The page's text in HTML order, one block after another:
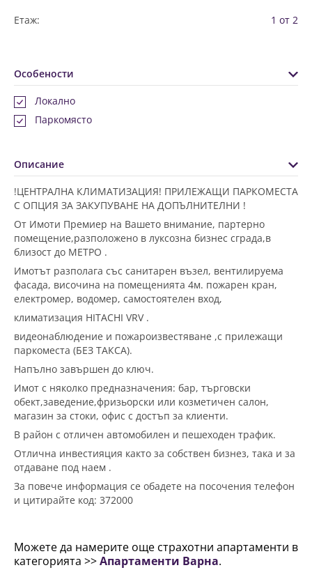
Етаж: 1 от 2
Особености
Локално
Паркомясто
Описание
!ЦЕНТРАЛНА КЛИМАТИЗАЦИЯ! ПРИЛЕЖАЩИ ПАРКОМЕСТА
С ОПЦИЯ ЗА ЗАКУПУВАНЕ НА ДОПЪЛНИТЕЛНИ !
От Имоти Премиер на Вашето внимание, партерно
помещение,разположено в луксозна бизнес сграда,в
близост до МЕТРО .
Имотът разполага със санитарен възел, вентилируема
фасада, височина на помещенията 4м. пожарен кран,
електромер, водомер, самостоятелен вход,
климатизация HITACHI VRV .
видеонаблюдение и пожароизвестяване ,с прилежащи
паркоместа (БЕЗ ТАКСА).
Напълно завършен до ключ.
Имот с няколко предназначения: бар, търговски
обект,заведение,фризьорски или козметичен салон,
магазин за стоки, офис с достъп за клиенти.
В район с отличен автомобилен и пешеходен трафик.
Отлична инвестияция както за собствен бизнез, така и за
отдаване под наем .
За повече информация се обадете на посочения телефон
и цитирайте код: 372000
Можете да намерите още страхотни апартаменти в
категорията >>Апартаменти Варна.